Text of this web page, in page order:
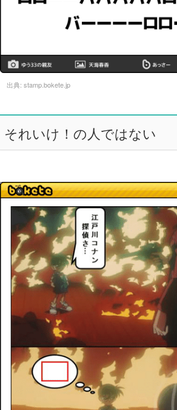
出典: stamp.bokete.jp
それいけ！の人ではない